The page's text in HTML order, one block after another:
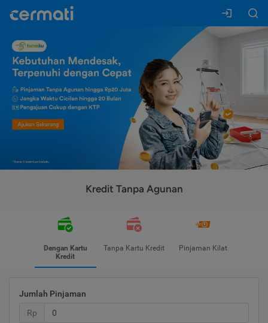
Kredit Tanpa Agunan
Dengan Kartu
Kredit
Tanpa Kartu Kredit Pinjaman Kilat
Jumlah Pinjaman
Rp